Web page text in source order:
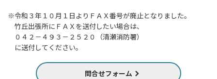
※令和３年１０月１日よりＦＡＸ番号が廃止となりました。
竹丘出張所にＦＡＸを送付したい場合は、
０４２－４９３－２５２０（清瀬消防署）
に送付してください。
問合せフォーム